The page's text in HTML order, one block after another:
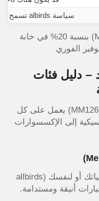
سياسة albirds تسمح بكود واحد فقط لكل طلب
فعّلي كود خصم اول بيردز (MM126) بنسبة 20% في خانة
الفوري
– دليل فئات
الخبر السار: كود خصم اول بيردز (MM126) يعمل على كل
إلى الإكسسوارات
إذا كنتِ تبحثين عن هدية لشريك حياتك أو لنفسك (allbirds
أنيقة ومستدامة.